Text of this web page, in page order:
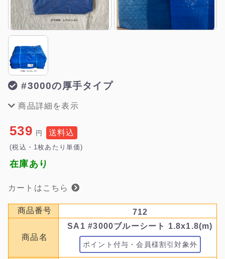
#3000の厚手タイプ
商品詳細を表示
539 円 送料込
(税込・1枚あたり単価)
在庫あり
カートはこちら
商品番号 712
商品名
SA1 #3000ブルーシート 1.8x1.8(m)
ポイント付与・会員様割引対象外